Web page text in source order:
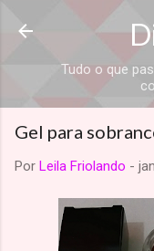
Tudo o que
Gel para
Por Leila Friolando -